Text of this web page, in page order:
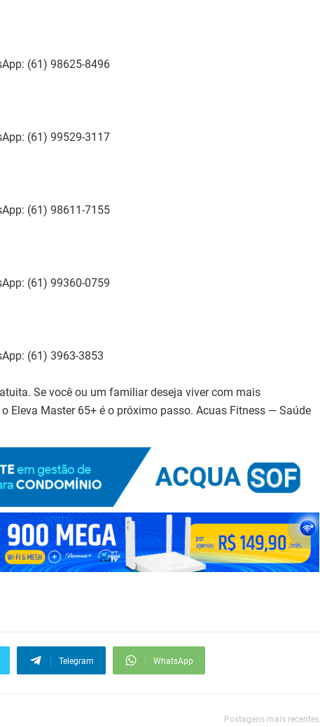
(61) 98625-8496
(61) 99529-3117
(61) 98611-7155
(61) 99360-0759
(61) 3963-3853
Se você ou um familiar deseja viver com mais
Eleva Master 65+ é o próximo passo. Acuas Fitness — Saúde
Telegram WhatsApp
Postagens mais recentes